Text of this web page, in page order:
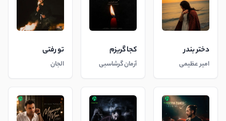
دختر بندر
امیر عظیمی
کجا گریزم
آرمان گرشاسبی
تو رفتی
الجان